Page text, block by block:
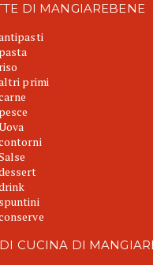
DI MANGIAREBENE
primi
CUCINA DI